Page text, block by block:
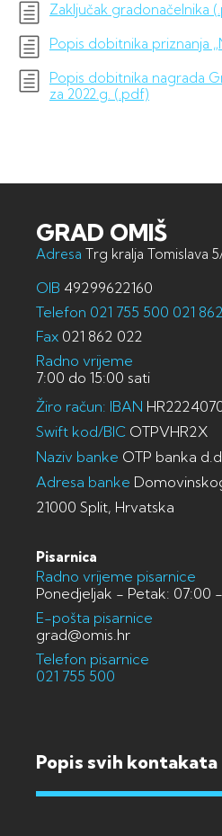
Zaključak gradonačelnika
Popis dobitnika priznanja
Popis dobitnika nagrada
za 2022.g. (.pdf)
GRAD OMIŠ
Adresa Trg kralja Tomislava
OIB 49299622160
Telefon 021 755 500 021
Fax 021 862 022
Radno vrijeme
7:00 do 15:00 sati
Žiro račun: IBAN
Swift kod/BIC OTPVHR2X
Naziv banke OTP banka
Adresa banke
21000 Split, Hrvatska
Pisarnica
Radno vrijeme pisarnice
Ponedjeljak - Petak: 07:00
E-pošta pisarnice
grad@omis.hr
Telefon pisarnice
021 755 500
Popis svih kontakata